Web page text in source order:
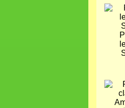
Bild
Bild